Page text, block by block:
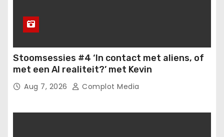
Stoomsessies #4 ‘In contact met aliens, of
met een AI realiteit?’ met Kevin
Aug 7, 2026 Complot Media